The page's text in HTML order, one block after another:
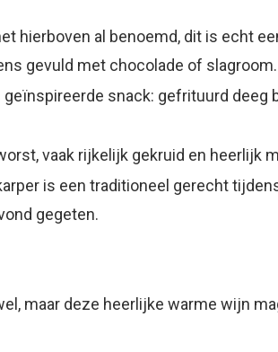
hierboven al benoemd, dit is echt
gevuld met chocolade of
geïnspireerde snack: gefrituurd deeg
vaak rijkelijk gekruid en heerlijk
is een traditioneel gerecht
gegeten.
maar deze heerlijke warme wijn